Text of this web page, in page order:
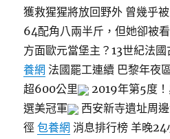
獲救猩猩將放回野外 曾幾乎
64配角八兩半斤，但她卻被
方面歐元當堡主？13世紀法
養網 法國罷工連續 巴黎年夜
超600公里
2019年第5度
選美冠軍
西安新寺遺址周
徑包養網 消息排行榜 羊晚